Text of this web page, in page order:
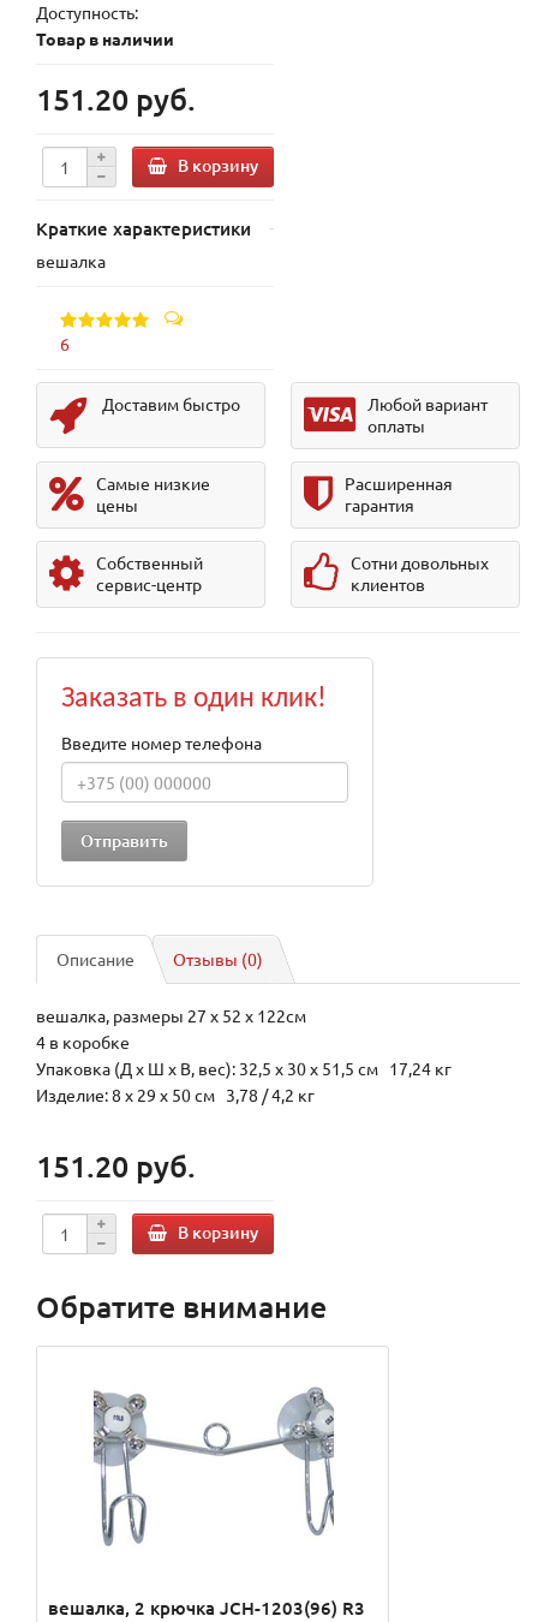
Доступность:
Товар в наличии
151.20 руб.
В корзину
Краткие характеристики
вешалка
6
Доставим быстро
Любой вариант
оплаты
Самые низкие
цены
Расширенная
гарантия
Собственный
сервис-центр
Сотни довольных
клиентов
Заказать в один клик!
Введите номер телефона
Описание Отзывы (0)
вешалка, размеры 27 х 52 х 122см
4 в коробке
Упаковка (Д х Ш х В, вес): 32,5 x 30 x 51,5 см 17,24 кг
Изделие: 8 x 29 x 50 см 3,78 / 4,2 кг
151.20 руб.
В корзину
Обратите внимание
вешалка, 2 крючка JCH-1203(96) R3